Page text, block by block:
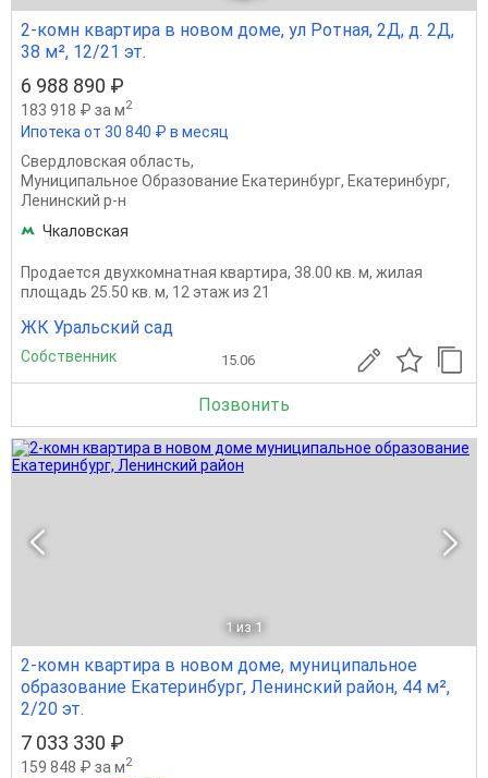
2-комн квартира в новом доме, ул Ротная, 2Д, д. 2Д,
38 м², 12/21 эт.
6 988 890 ₽
183 918 ₽ за м2
Ипотека от 30 840 ₽ в месяц
Свердловская область,
Муниципальное Образование Екатеринбург, Екатеринбург,
Ленинский р-н
Чкаловская
Продается двухкомнатная квартира, 38.00 кв. м, жилая
площадь 25.50 кв. м, 12 этаж из 21
ЖК Уральский сад
Собственник 15.06
Позвонить
1 из 1
2-комн квартира в новом доме, муниципальное
образование Екатеринбург, Ленинский район, 44 м²,
2/20 эт.
7 033 330 ₽
159 848 ₽ за м2